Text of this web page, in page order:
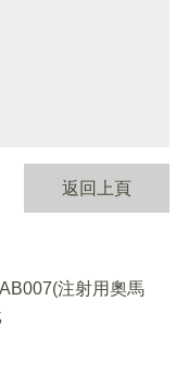
返回上頁
注射用奧馬